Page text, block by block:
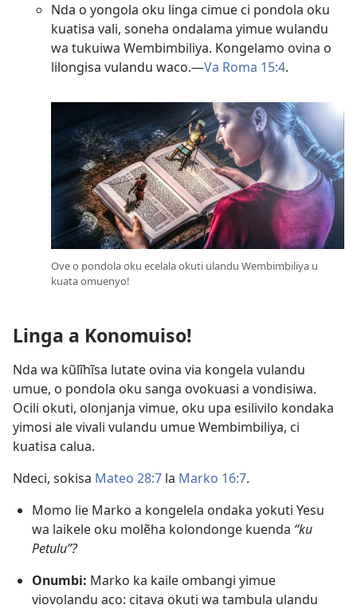
Nda o yongola oku linga cimue ci pondola oku
kuatisa vali, soneha ondalama yimue wulandu
wa tukuiwa Wembimbiliya. Kongelamo ovina o
lilongisa vulandu waco.—Va Roma 15:4.
Ove o pondola oku ecelala okuti ulandu Wembimbiliya u
kuata omuenyo!
Linga a Konomuiso!
Nda wa kũlĩhĩsa lutate ovina via kongela vulandu
umue, o pondola oku sanga ovokuasi a vondisiwa.
Ocili okuti, olonjanja vimue, oku upa esilivilo kondaka
yimosi ale vivali vulandu umue Wembimbiliya, ci
kuatisa calua.
Ndeci, sokisa Mateo 28:7 la Marko 16:7.
Momo lie Marko a kongelela ondaka yokuti Yesu
wa laikele oku molẽha kolondonge kuenda “ku
Petulu”?
Onumbi: Marko ka kaile ombangi yimue
viovolandu aco: citava okuti wa tambula ulandu